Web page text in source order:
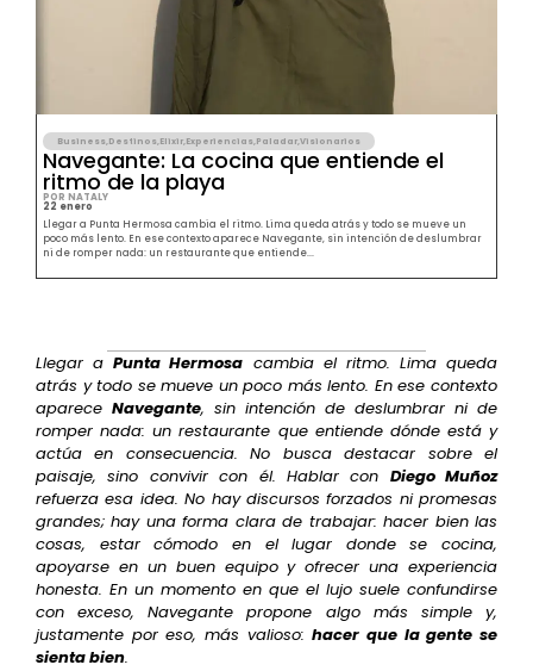
Business,Destinos,Elixir,Experiencias,Paladar,Visionarios
Navegante: La cocina que entiende el
ritmo de la playa
POR NATALY
22 enero
Llegar a Punta Hermosa cambia el ritmo. Lima queda atrás y todo se mueve un
poco más lento. En ese contexto aparece Navegante, sin intención de deslumbrar
ni de romper nada: un restaurante que entiende...
Llegar aPunta Hermosa cambia el ritmo. Lima queda
atrás y todo se mueve un poco más lento. En ese contexto
aparece Navegante, sin intención de deslumbrar ni de
romper nada: un restaurante que entiende dónde está y
actúa en consecuencia. No busca destacar sobre el
paisaje, sino convivir con él. Hablar con Diego Muñoz
refuerza esa idea. No hay discursos forzados ni promesas
grandes; hay una forma clara de trabajar: hacer bien las
cosas, estar cómodo en el lugar donde se cocina,
apoyarse en un buen equipo y ofrecer una experiencia
honesta. En un momento en que el lujo suele confundirse
con exceso, Navegante propone algo más simple y,
justamente por eso, más valioso:hacer que la gente se
sienta bien.